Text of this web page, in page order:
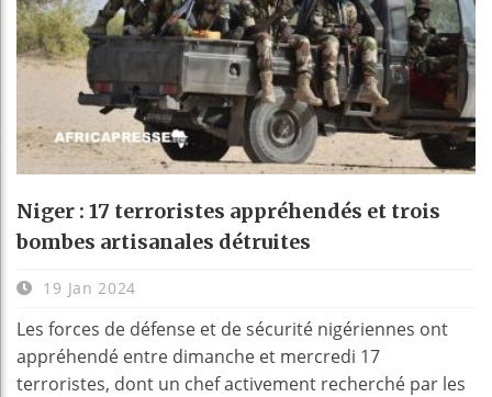
Niger : 17 terroristes appréhendés et trois
bombes artisanales détruites
19 Jan 2024
Les forces de défense et de sécurité nigériennes ont
appréhendé entre dimanche et mercredi 17
terroristes, dont un chef activement recherché par les